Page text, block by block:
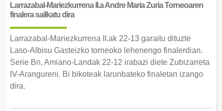
Larrazabal-Mariezkurrena II.a Andre Maria Zuria Torneoaren
finalera sailkatu dira
Larrazabal-Mariezkurrena II.ak 22-13 garaitu dituzte
Laso-Albisu Gasteizko torneoko lehenengo finalerdian.
Serie Bn, Amiano-Landak 22-12 irabazi diete Zubizarreta
IV-Arangureni. Bi bikoteak larunbateko finaletan izango
dira.